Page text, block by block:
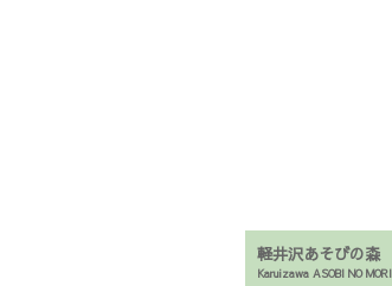
軽井沢あそびの森
Karuizawa ASOBI NO MORI